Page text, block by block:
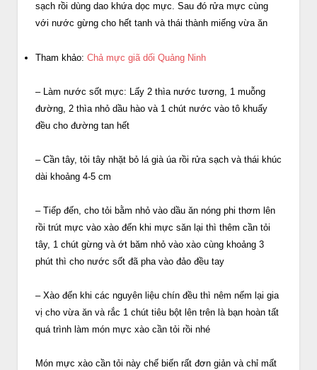
sạch rồi dùng dao khứa dọc mực. Sau đó rửa mực cùng
với nước gừng cho hết tanh và thái thành miếng vừa ăn
Tham khảo: Chả mực giã dối Quảng Ninh
– Làm nước sốt mực: Lấy 2 thìa nước tương, 1 muỗng
đường, 2 thìa nhỏ dầu hào và 1 chút nước vào tô khuấy
đều cho đường tan hết
– Cần tây, tỏi tây nhặt bỏ lá già úa rồi rửa sạch và thái khúc
dài khoảng 4-5 cm
– Tiếp đến, cho tỏi bằm nhỏ vào dầu ăn nóng phi thơm lên
rồi trút mực vào xào đến khi mực săn lại thì thêm cần tỏi
tây, 1 chút gừng và ớt băm nhỏ vào xào cùng khoảng 3
phút thì cho nước sốt đã pha vào đảo đều tay
– Xào đến khi các nguyên liệu chín đều thì nêm nếm lại gia
vị cho vừa ăn và rắc 1 chút tiêu bột lên trên là bạn hoàn tất
quá trình làm món mực xào cần tỏi rồi nhé
Món mực xào cần tỏi này chế biến rất đơn giản và chỉ mất